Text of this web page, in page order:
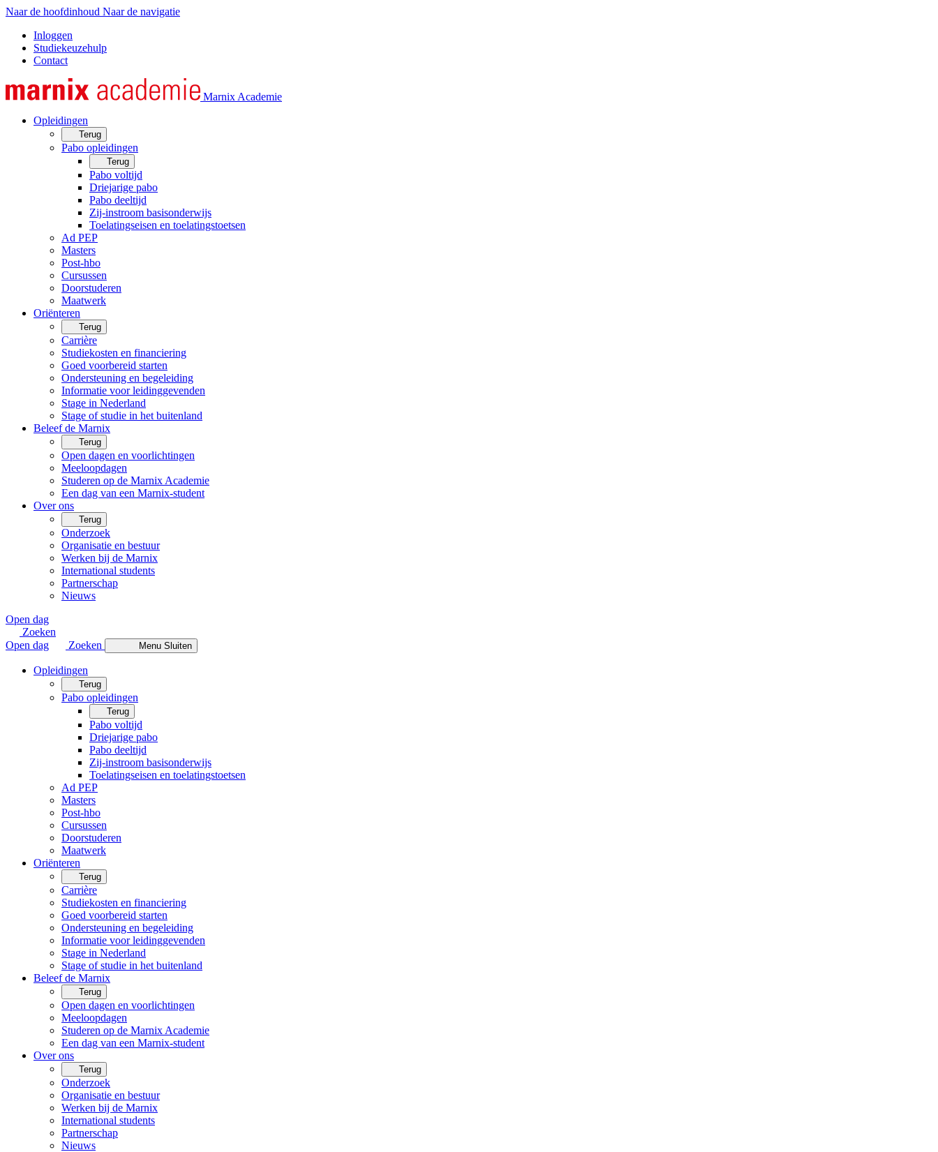
Naar de hoofdinhoud Naar de navigatie
Inloggen
Studiekeuzehulp
Contact
Marnix Academie
Opleidingen
Terug
Pabo opleidingen
Terug
Pabo voltijd
Driejarige pabo
Pabo deeltijd
Zij-instroom basisonderwijs
Toelatingseisen en toelatingstoetsen
Ad PEP
Masters
Post-hbo
Cursussen
Doorstuderen
Maatwerk
Oriënteren
Terug
Carrière
Studiekosten en financiering
Goed voorbereid starten
Ondersteuning en begeleiding
Informatie voor leidinggevenden
Stage in Nederland
Stage of studie in het buitenland
Beleef de Marnix
Terug
Open dagen en voorlichtingen
Meeloopdagen
Studeren op de Marnix Academie
Een dag van een Marnix-student
Over ons
Terug
Onderzoek
Organisatie en bestuur
Werken bij de Marnix
International students
Partnerschap
Nieuws
Open dag
Zoeken
Open dag
Zoeken Menu Sluiten
Opleidingen
Terug
Pabo opleidingen
Terug
Pabo voltijd
Driejarige pabo
Pabo deeltijd
Zij-instroom basisonderwijs
Toelatingseisen en toelatingstoetsen
Ad PEP
Masters
Post-hbo
Cursussen
Doorstuderen
Maatwerk
Oriënteren
Terug
Carrière
Studiekosten en financiering
Goed voorbereid starten
Ondersteuning en begeleiding
Informatie voor leidinggevenden
Stage in Nederland
Stage of studie in het buitenland
Beleef de Marnix
Terug
Open dagen en voorlichtingen
Meeloopdagen
Studeren op de Marnix Academie
Een dag van een Marnix-student
Over ons
Terug
Onderzoek
Organisatie en bestuur
Werken bij de Marnix
International students
Partnerschap
Nieuws